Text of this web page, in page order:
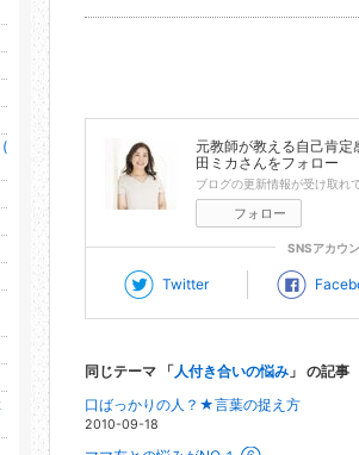
元教師が教える自己肯定
田ミカ さんをフォロー
ブログの更新情報が受け取れ
フォロー
SNSアカウ
Twitter
同じテーマ 「人付き合いの悩み 」 の記事
口ばっかりの人？★言葉の捉え方
2010-09-18